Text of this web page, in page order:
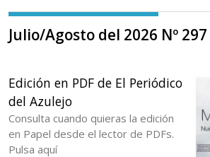
Julio/Agosto del 2026 Nº 297
Edición en PDF de El Periódico
del Azulejo
Consulta cuando quieras la edición
en Papel desde el lector de PDFs.
Pulsa aquí